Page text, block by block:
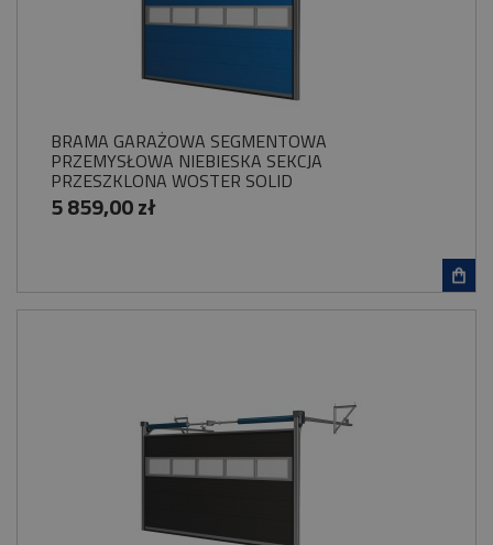
BRAMA GARAŻOWA SEGMENTOWA
PRZEMYSŁOWA NIEBIESKA SEKCJA
PRZESZKLONA WOSTER SOLID
5 859,00 zł